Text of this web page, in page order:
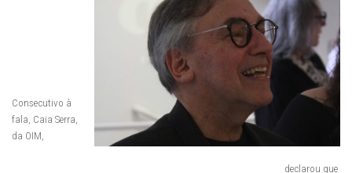
Consecutivo à
fala, Caia Serra,
da OIM,
declarou que